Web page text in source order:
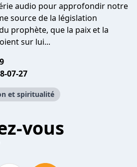
audio pour approfondir notre
source de la législation
prophète, que la paix et la
sur lui...
9
07-27
et spiritualité
vous